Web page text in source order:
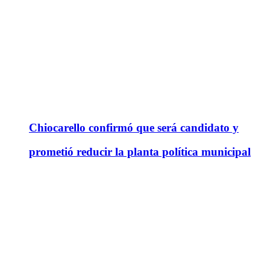
Chiocarello confirmó que será candidato y
prometió reducir la planta política municipal